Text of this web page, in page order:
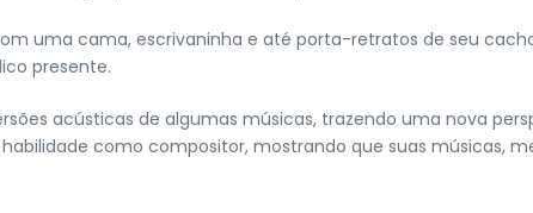
uma cama, escrivaninha e até porta-retratos de seu
presente.
acústicas de algumas músicas, trazendo uma nova
como compositor, mostrando que suas músicas,